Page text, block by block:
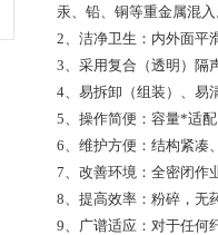
汞、铅、铜等重金属混
2、洁净卫生：内外面平
3、采用复合（透明）隔
4、易拆卸（组装）、易
5、操作简便：容量*适
6、维护方便：结构紧凑
7、改善环境：全密闭作
8、提高效率：粉碎，无
9、广谱适应：对于任何